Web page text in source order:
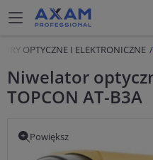
OPTYCZNE I ELEKTRONICZNE
Niwelator
TOPCON AT-B3A
Powiększ